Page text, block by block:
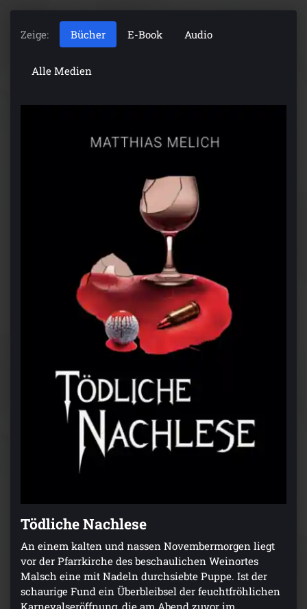
Zeige: Bücher E-Book Audio
Alle Medien
Tödliche Nachlese
An einem kalten und nassen Novembermorgen liegt
vor der Pfarrkirche des beschaulichen Weinortes
Malsch eine mit Nadeln durchsiebte Puppe. Ist der
schaurige Fund ein Überbleibsel der feuchtfröhlichen